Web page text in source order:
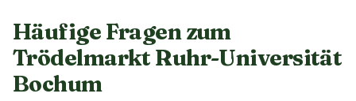
Häufige Fragen zum
Trödelmarkt Ruhr-Universität
Bochum